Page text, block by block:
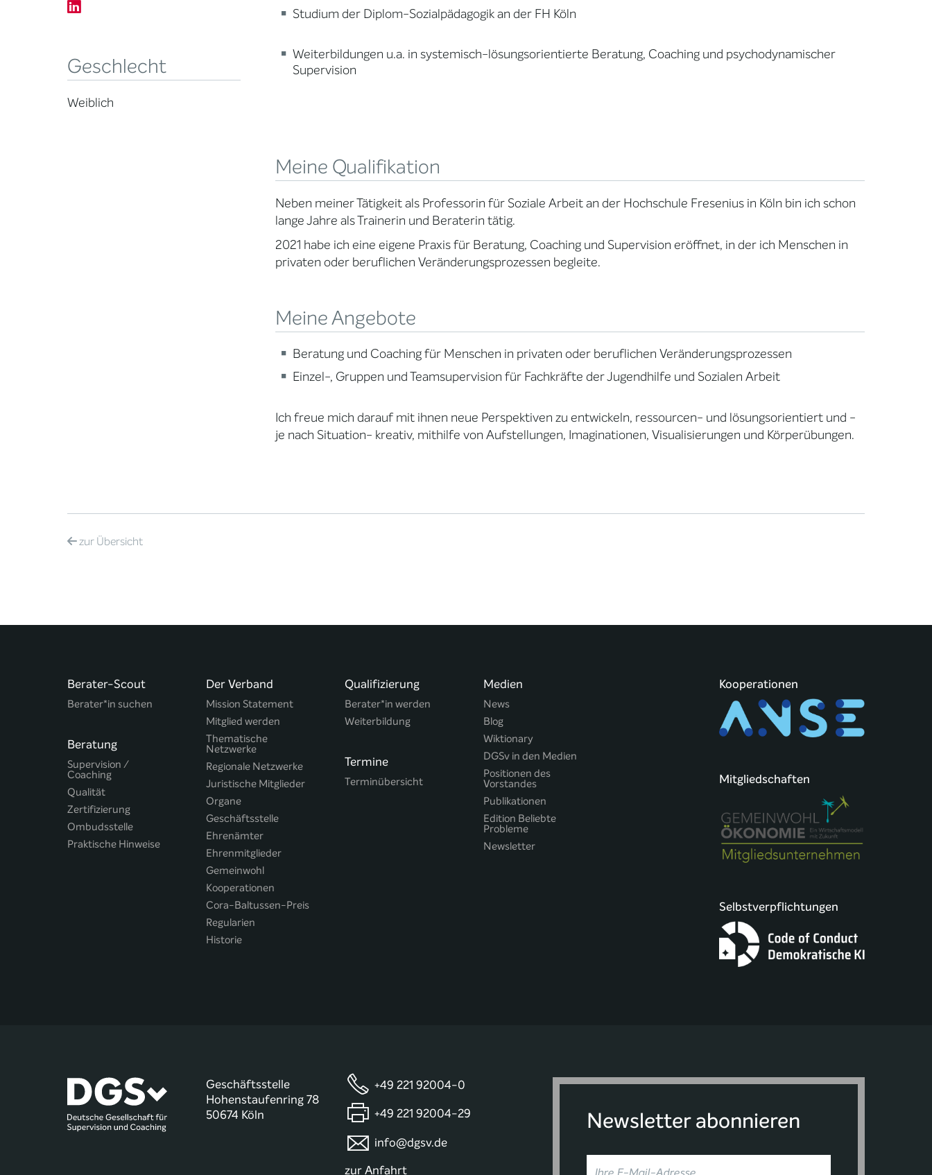
Geschlecht
Weiblich
Studium der Diplom-Sozialpädagogik an der FH Köln
Weiterbildungen u.a. in systemisch-lösungsorientierte Beratung, Coaching und psychodynamischer
Supervision
Meine Qualifikation
Neben meiner Tätigkeit als Professorin für Soziale Arbeit an der Hochschule Fresenius in Köln bin ich schon
lange Jahre als Trainerin und Beraterin tätig.
2021 habe ich eine eigene Praxis für Beratung, Coaching und Supervision eröffnet, in der ich Menschen in
privaten oder beruflichen Veränderungsprozessen begleite.
Meine Angebote
Beratung und Coaching für Menschen in privaten oder beruflichen Veränderungsprozessen
Einzel-, Gruppen und Teamsupervision für Fachkräfte der Jugendhilfe und Sozialen Arbeit
Ich freue mich darauf mit ihnen neue Perspektiven zu entwickeln, ressourcen- und lösungsorientiert und -
je nach Situation- kreativ, mithilfe von Aufstellungen, Imaginationen, Visualisierungen und Körperübungen.
zurÜbersicht
Berater-Scout
Berater*in suchen
Beratung
Supervision /
Coaching
Qualität
Zertifizierung
Ombudsstelle
Praktische Hinweise
Der Verband
Mission Statement
Mitglied werden
Thematische
Netzwerke
Regionale Netzwerke
Juristische Mitglieder
Organe
Geschäftsstelle
Ehrenämter
Ehrenmitglieder
Gemeinwohl
Kooperationen
Cora-Baltussen-Preis
Regularien
Historie
Qualifizierung
Berater*in werden
Weiterbildung
Termine
Terminübersicht
Medien
News
Blog
Wiktionary
DGSv in den Medien
Positionen des
Vorstandes
Publikationen
Edition Beliebte
Probleme
Newsletter
Kooperationen
Mitgliedschaften
Selbstverpflichtungen
Geschäftsstelle
Hohenstaufenring 78
50674 Köln
+49 221 92004-0
+49 221 92004-29
info@dgsv.de
zur Anfahrt
Newsletter abonnieren